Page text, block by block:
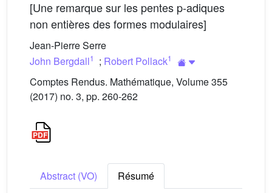
[Une remarque sur les pentes p-adiques
non entières des formes modulaires]
Jean-Pierre Serre
John Bergdall1 ; Robert Pollack1
Comptes Rendus. Mathématique, Volume 355
(2017) no. 3, pp. 260-262
Abstract (VO)
Résumé